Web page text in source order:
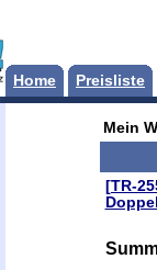
Home Preisliste
Mein
[TR-